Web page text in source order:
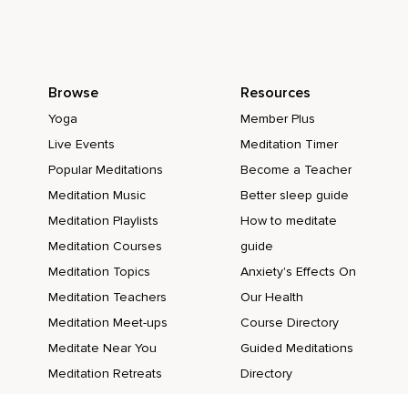
Browse
Yoga
Live Events
Popular Meditations
Meditation Music
Meditation Playlists
Meditation Courses
Meditation Topics
Meditation Teachers
Meditation Meet-ups
Meditate Near You
Meditation Retreats
Resources
Member Plus
Meditation Timer
Become a Teacher
Better sleep guide
How to meditate
guide
Anxiety's Effects On
Our Health
Course Directory
Guided Meditations
Directory